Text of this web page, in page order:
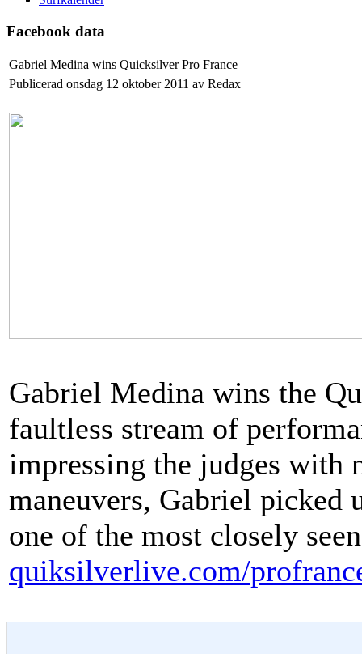
Facebook data
Gabriel Medina wins Quicksilver Pro France
Publicerad onsdag 12 oktober 2011 av Redax
Gabriel Medina wins the
faultless stream of
impressing the judges with
maneuvers, Gabriel picked
one of the most closely
quiksilverlive.com/